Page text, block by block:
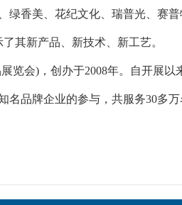
绿香美、花纪文化、瑞普光、赛
其新产品、新技术、新工艺。
览会)，创办于2008年。自开展以
名品牌企业的参与，共服务30多